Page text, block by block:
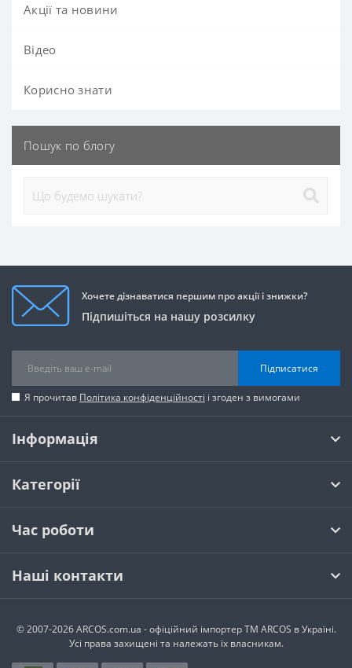
Акції та новини
Вiдео
Корисно знати
Пошук по блогу
Хочете дізнаватися першим про акції і знижки?
Підпишіться на нашу розсилку
Підписатися
Я прочитав Політика конфіденційності і згоден з вимогами
Інформація
Категорії
Час роботи
Наші контакти
© 2007-2026 ARCOS.com.ua - офiцiйний iмпортер ТМ ARCOS в Україні.
Усi права захищенi та належать їх власникам.